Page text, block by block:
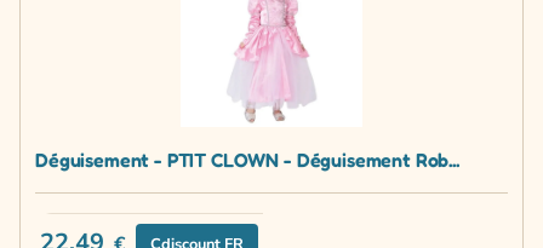
Déguisement - PTIT CLOWN - Déguisement Rob...